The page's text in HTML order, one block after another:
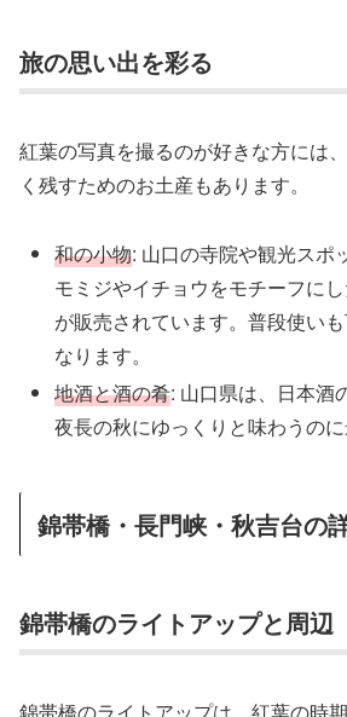
旅の思い出を彩る
紅葉の写真を撮るのが好きな方には
く残すためのお土産もあります。
和の小物: 山口の寺院や観光スポ
モミジやイチョウをモチーフに
が販売されています。普段使い
なります。
地酒と酒の肴: 山口県は、日本酒
夜長の秋にゆっくりと味わうのに
錦帯橋・長門峡・秋吉台の
錦帯橋のライトアップと周辺
錦帯橋のライトアップは、紅葉の時